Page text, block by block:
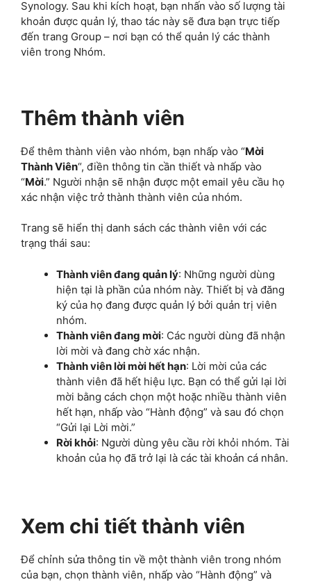
Synology. Sau khi kích hoạt, bạn nhấn vào số lượng tài
khoản được quản lý, thao tác này sẽ đưa bạn trực tiếp
đến trang Group – nơi bạn có thể quản lý các thành
viên trong Nhóm.
Thêm thành viên
Để thêm thành viên vào nhóm, bạn nhấp vào “Mời
Thành Viên“, điền thông tin cần thiết và nhấp vào
“Mời.” Người nhận sẽ nhận được một email yêu cầu họ
xác nhận việc trở thành thành viên của nhóm.
Trang sẽ hiển thị danh sách các thành viên với các
trạng thái sau:
Thành viên đang quản lý: Những người dùng
hiện tại là phần của nhóm này. Thiết bị và đăng
ký của họ đang được quản lý bởi quản trị viên
nhóm.
Thành viên đang mời: Các người dùng đã nhận
lời mời và đang chờ xác nhận.
Thành viên lời mời hết hạn: Lời mời của các
thành viên đã hết hiệu lực. Bạn có thể gửi lại lời
mời bằng cách chọn một hoặc nhiều thành viên
hết hạn, nhấp vào “Hành động” và sau đó chọn
“Gửi lại Lời mời.”
Rời khỏi: Người dùng yêu cầu rời khỏi nhóm. Tài
khoản của họ đã trở lại là các tài khoản cá nhân.
Xem chi tiết thành viên
Để chỉnh sửa thông tin về một thành viên trong nhóm
của bạn, chọn thành viên, nhấp vào “Hành động” và